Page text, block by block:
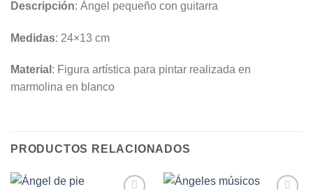
Descripción: Ángel pequeño con guitarra
Medidas: 24×13 cm
Material : Figura artística para pintar realizada en
marmolina en blanco
PRODUCTOS RELACIONADOS